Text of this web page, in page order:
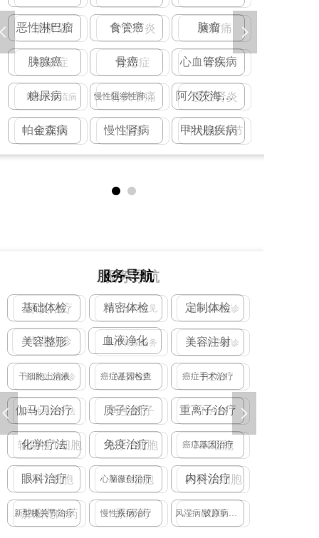
恶性淋巴瘤 食管癌 脑瘤
胰腺癌
糖尿病
帕金森病
骨癌
慢性阻塞性肺疾病
慢性肾病
心血管疾病
阿尔茨海默病
甲状腺疾病
넲
服务导航
基础体检 精密体检 定制体检
美容整形 血液净化 美容注射
干细胞上清液 癌症基因检查 癌症手术治疗
伽马刀治疗 质子治疗 重离子治疗
化学疗法
眼科治疗
新型膝关节治疗
免疫治疗
心脑微创治疗
慢性疾病治疗
癌症基因治疗
内科治疗
风湿病/胶原病治疗
넳 넲